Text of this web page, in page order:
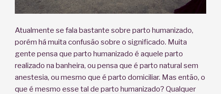
Atualmente se fala bastante sobre parto humanizado,
porém há muita confusão sobre o significado. Muita
gente pensa que parto humanizado é aquele parto
realizado na banheira, ou pensa que é parto natural sem
anestesia, ou mesmo que é parto domiciliar. Mas então, o
que é mesmo esse tal de parto humanizado? Qualquer